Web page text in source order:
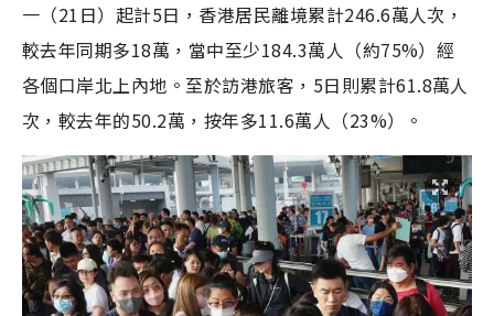
一（21日）起計5日，香港居民離境累計246.6萬人次，
較去年同期多18萬，當中至少184.3萬人（約75%）經
各個口岸北上內地。至於訪港旅客，5日則累計61.8萬人
次，較去年的50.2萬，按年多11.6萬人（23%）。